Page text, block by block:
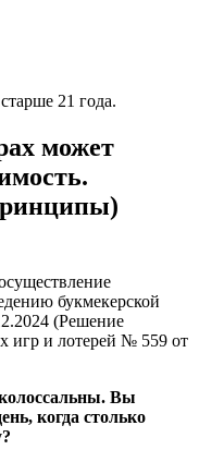
21 года.
может
букмекерской
(Решение
игр и лотерей № 559 от
Вы
когда столько